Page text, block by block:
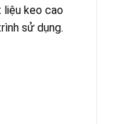
liệu keo cao
sử dụng.